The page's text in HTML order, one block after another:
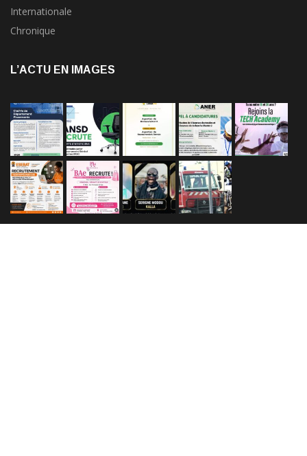
Internationale
Chronique
L’ACTU EN IMAGES